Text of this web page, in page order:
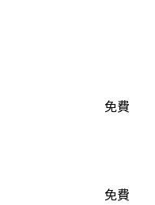
免費
免費